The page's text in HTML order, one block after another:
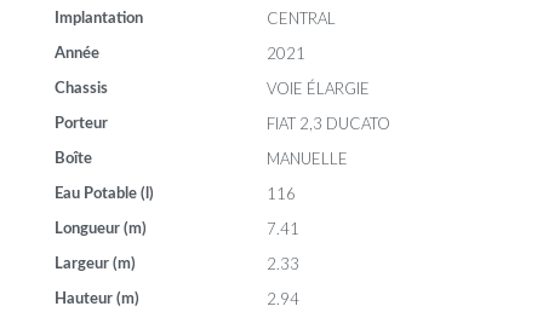
Implantation CENTRAL
Année 2021
Chassis VOIE ÉLARGIE
Porteur FIAT 2,3 DUCATO
Boîte MANUELLE
Eau Potable (l) 116
Longueur (m) 7.41
Largeur (m) 2.33
Hauteur (m) 2.94